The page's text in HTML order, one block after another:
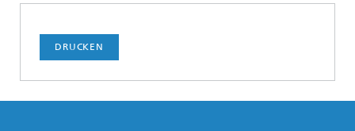
DRUCKEN